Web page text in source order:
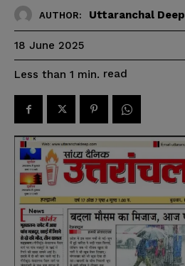
AUTHOR: Uttaranchal Deep
18 June 2025
Less than 1 min. read